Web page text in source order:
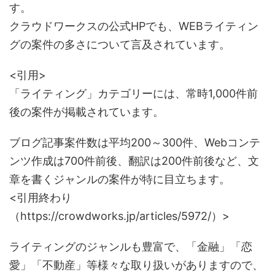
す。
クラウドワークスの公式HPでも、WEBライティン
グの案件の多さについて言及されています。
<引用>
「ライティング」カテゴリーには、常時1,000件前
後の案件が掲載されています。
ブログ記事案件数は平均200～300件、Webコンテ
ンツ作成は700件前後、翻訳は200件前後など、文
章を書くジャンルの案件が特に目立ちます。
<引用終わり
（https://crowdworks.jp/articles/5972/）>
ライティングのジャンルも豊富で、「金融」「恋
愛」「不動産」等様々な取り扱いがありますので、